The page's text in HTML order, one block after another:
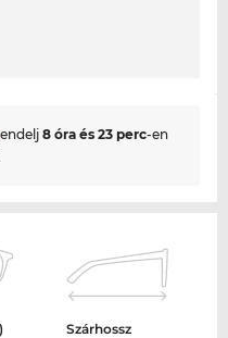
8 óra és 23 perc-en
Szárhossz